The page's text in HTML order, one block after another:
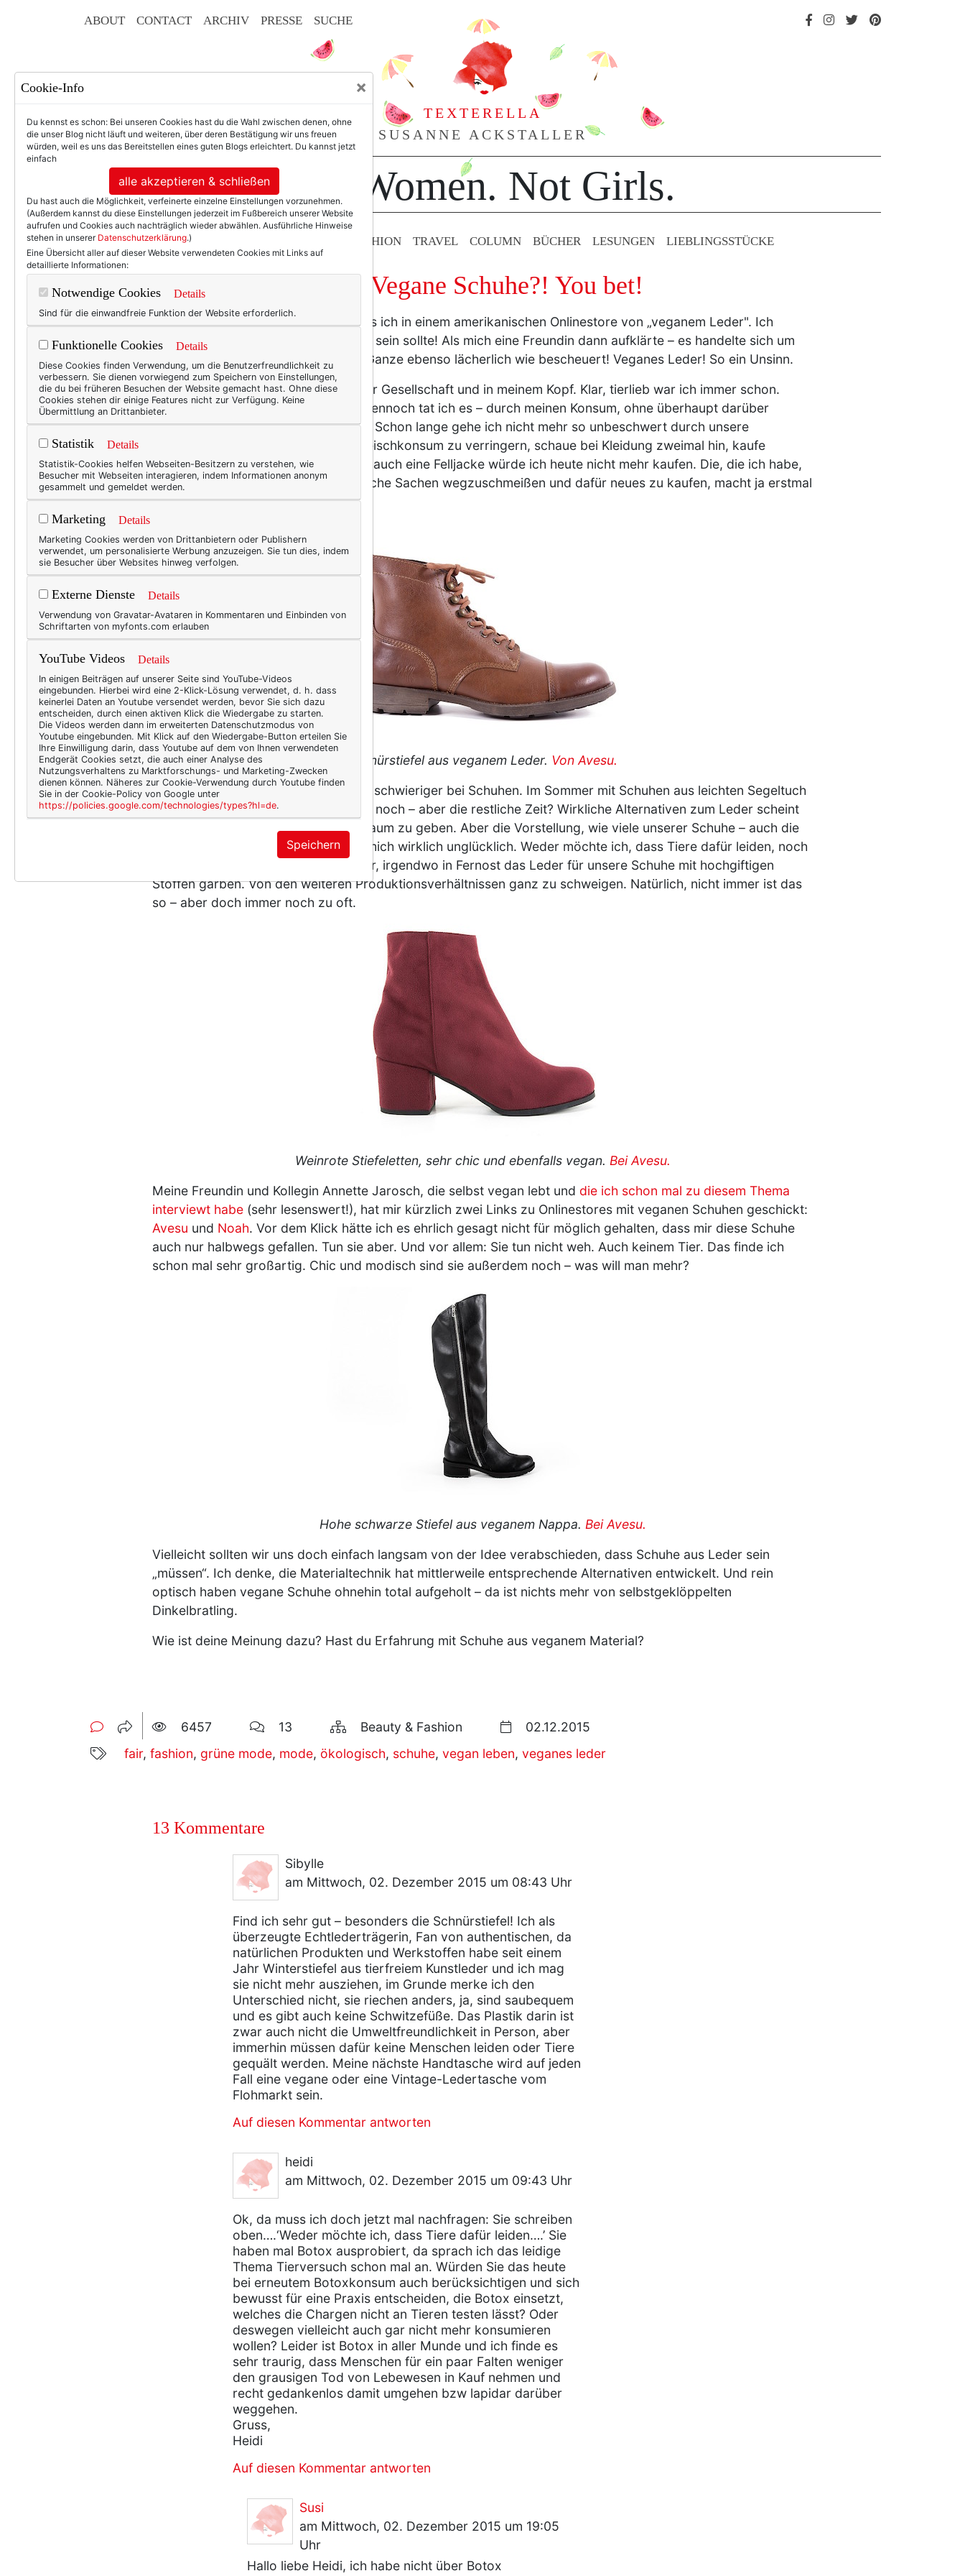
ABOUT CONTACT ARCHIV PRESSE SUCHE
TEXTERELLA
SUSANNE ACKSTALLER
For Women. Not Girls.
BEAUTY & FASHION TRAVEL COLUMN BÜCHER LESUNGEN LIEBLINGS­STÜCKE
Mode am Mittwoch: Vegane Schuhe?! You bet!
Es ist schon ein paar Jahre her, da las ich in einem amerikanischen Onlinestore von „veganem Leder". Ich
zerbrach mir den Kopf, was das wohl sein sollte! Als mich eine Freundin dann aufklärte – es handelte sich um
schnödes Kunstleder – fand ich das Ganze ebenso lächerlich wie bescheuert! Veganes Leder! So ein Unsinn.
Seitdem hat sich viel verändert. In der Gesellschaft und in meinem Kopf. Klar, tierlieb war ich immer schon.
Tiere zu quälen … lag mir fern. Und dennoch tat ich es – durch meinen Konsum, ohne überhaupt darüber
nachzudenken. Das ist heute anders: Schon lange gehe ich nicht mehr so unbeschwert durch unsere
Konsumwelt. Ich versuche meinen Fleischkonsum zu verringern, schaue bei Kleidung zweimal hin, kaufe
bewusster. Ich vermeide Pelzbesatz, auch eine Felljacke würde ich heute nicht mehr kaufen. Die, die ich habe,
trage ich allerdings nach wie vor; solche Sachen wegzuschmeißen und dafür neues zu kaufen, macht ja erstmal
auch nichts besser.
Schnürstiefel aus veganem Leder. Von Avesu.
Schwierig wird es bei Taschen. Noch schwieriger bei Schuhen. Im Sommer mit Schuhen aus leichten Segeltuch
und geflochteten Sandalen geht es ja noch – aber die restliche Zeit? Wirkliche Alternativen zum Leder scheint
es, zumindest auf den ersten Blick, kaum zu geben. Aber die Vorstellung, wie viele unserer Schuhe – auch die
teuren! – produziert werden, macht mich wirklich unglücklich. Weder möchte ich, dass Tiere dafür leiden, noch
dass Menschen, oftmals sogar Kinder, irgendwo in Fernost das Leder für unsere Schuhe mit hochgiftigen
Stoffen gärben. Von den weiteren Produktionsverhältnissen ganz zu schweigen. Natürlich, nicht immer ist das
so – aber doch immer noch zu oft.
Weinrote Stiefeletten, sehr chic und ebenfalls vegan. Bei Avesu.
Meine Freundin und Kollegin Annette Jarosch, die selbst vegan lebt und die ich schon mal zu diesem Thema
interviewt habe (sehr lesenswert!), hat mir kürzlich zwei Links zu Onlinestores mit veganen Schuhen geschickt:
Avesu und Noah. Vor dem Klick hätte ich es ehrlich gesagt nicht für möglich gehalten, dass mir diese Schuhe
auch nur halbwegs gefallen. Tun sie aber. Und vor allem: Sie tun nicht weh. Auch keinem Tier. Das finde ich
schon mal sehr großartig. Chic und modisch sind sie außerdem noch – was will man mehr?
Hohe schwarze Stiefel aus veganem Nappa. Bei Avesu.
Vielleicht sollten wir uns doch einfach langsam von der Idee verabschieden, dass Schuhe aus Leder sein
„müssen“. Ich denke, die Materialtechnik hat mittlerweile entsprechende Alternativen entwickelt. Und rein
optisch haben vegane Schuhe ohnehin total aufgeholt – da ist nichts mehr von selbstgeklöppelten
Dinkelbratling.
Wie ist deine Meinung dazu? Hast du Erfahrung mit Schuhe aus veganem Material?
6457 13 Beauty & Fashion
02.12.2015
fair, fashion, grüne mode, mode, ökologisch, schuhe, vegan leben, veganes leder
13 Kommentare
Sibylle
am Mittwoch, 02. Dezember 2015 um 08:43 Uhr
Find ich sehr gut – besonders die Schnürstiefel! Ich als
überzeugte Echtlederträgerin, Fan von authentischen, da
natürlichen Produkten und Werkstoffen habe seit einem
Jahr Winterstiefel aus tierfreiem Kunstleder und ich mag
sie nicht mehr ausziehen, im Grunde merke ich den
Unterschied nicht, sie riechen anders, ja, sind saubequem
und es gibt auch keine Schwitzefüße. Das Plastik darin ist
zwar auch nicht die Umweltfreundlichkeit in Person, aber
immerhin müssen dafür keine Menschen leiden oder Tiere
gequält werden. Meine nächste Handtasche wird auf jeden
Fall eine vegane oder eine Vintage-Ledertasche vom
Flohmarkt sein.
Auf diesen Kommentar antworten
heidi
am Mittwoch, 02. Dezember 2015 um 09:43 Uhr
Ok, da muss ich doch jetzt mal nachfragen: Sie schreiben
oben….‘Weder möchte ich, dass Tiere dafür leiden….’ Sie
haben mal Botox ausprobiert, da sprach ich das leidige
Thema Tierversuch schon mal an. Würden Sie das heute
bei erneutem Botoxkonsum auch berücksichtigen und sich
bewusst für eine Praxis entscheiden, die Botox einsetzt,
welches die Chargen nicht an Tieren testen lässt? Oder
deswegen vielleicht auch gar nicht mehr konsumieren
wollen? Leider ist Botox in aller Munde und ich finde es
sehr traurig, dass Menschen für ein paar Falten weniger
den grausigen Tod von Lebewesen in Kauf nehmen und
recht gedankenlos damit umgehen bzw lapidar darüber
weggehen.
Gruss,
Heidi
Auf diesen Kommentar antworten
Susi
am Mittwoch, 02. Dezember 2015 um 19:05
Uhr
Hallo liebe Heidi, ich habe nicht über Botox
Cookie-Info ×
Du kennst es schon: Bei unseren Cookies hast du die Wahl zwischen denen, ohne
die unser Blog nicht läuft und weiteren, über deren Bestätigung wir uns freuen
würden, weil es uns das Bereitstellen eines guten Blogs erleichtert. Du kannst jetzt
einfach
alle akzeptieren & schließen
Du hast auch die Möglichkeit, verfeinerte einzelne Einstellungen vorzunehmen.
(Außerdem kannst du diese Einstellungen jederzeit im Fußbereich unserer Website
aufrufen und Cookies auch nachträglich wieder abwählen. Ausführliche Hinweise
stehen in unserer Datenschutzerklärung.)
Eine Übersicht aller auf dieser Website verwendeten Cookies mit Links auf
detaillierte Informationen:
Notwendige Cookies Details
Sind für die einwandfreie Funktion der Website erforderlich.
Funktionelle Cookies Details
Diese Cookies finden Verwendung, um die Benutzerfreundlichkeit zu
verbessern. Sie dienen vorwiegend zum Speichern von Einstellungen,
die du bei früheren Besuchen der Website gemacht hast. Ohne diese
Cookies stehen dir einige Features nicht zur Verfügung. Keine
Übermittlung an Drittanbieter.
Statistik Details
Statistik-Cookies helfen Webseiten-Besitzern zu verstehen, wie
Besucher mit Webseiten interagieren, indem Informationen anonym
gesammelt und gemeldet werden.
Marketing Details
Marketing Cookies werden von Drittanbietern oder Publishern
verwendet, um personalisierte Werbung anzuzeigen. Sie tun dies, indem
sie Besucher über Websites hinweg verfolgen.
Externe Dienste Details
Verwendung von Gravatar-Avataren in Kommentaren und Einbinden von
Schriftarten von myfonts.com erlauben
YouTube Videos Details
In einigen Beiträgen auf unserer Seite sind YouTube-Videos
eingebunden. Hierbei wird eine 2-Klick-Lösung verwendet, d. h. dass
keinerlei Daten an Youtube versendet werden, bevor Sie sich dazu
entscheiden, durch einen aktiven Klick die Wiedergabe zu starten.
Die Videos werden dann im erweiterten Datenschutzmodus von
Youtube eingebunden. Mit Klick auf den Wiedergabe-Button erteilen Sie
Ihre Einwilligung darin, dass Youtube auf dem von Ihnen verwendeten
Endgerät Cookies setzt, die auch einer Analyse des
Nutzungsverhaltens zu Marktforschungs- und Marketing-Zwecken
dienen können. Näheres zur Cookie-Verwendung durch Youtube finden
Sie in der Cookie-Policy von Google unter
https://policies.google.com/technologies/types?hl=de.
Speichern